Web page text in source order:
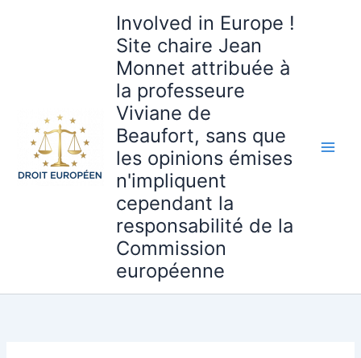
Involved in Europe !
Site chaire Jean
Monnet attribuée à
la professeure
Viviane de
Beaufort, sans que
les opinions émises
n'impliquent
cependant la
responsabilité de la
Commission
européenne